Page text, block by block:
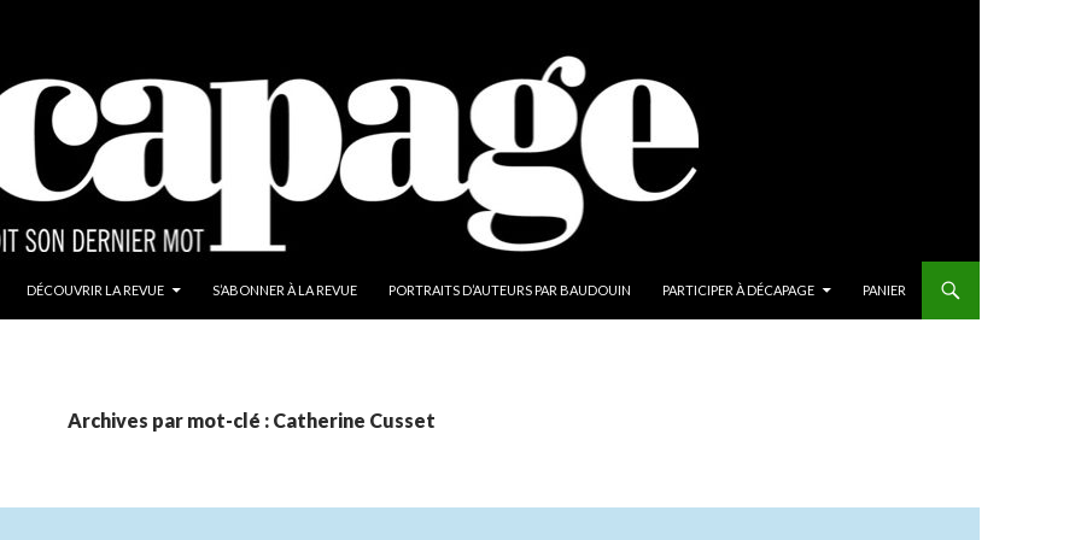
DÉCOUVRIR LA REVUE
S’ABONNER À LA REVUE PORTRAITS D’AUTEURS PAR BAUDOUIN PARTICIPER À DÉCAPAGE PANIER
Archives par mot-clé : Catherine Cusset